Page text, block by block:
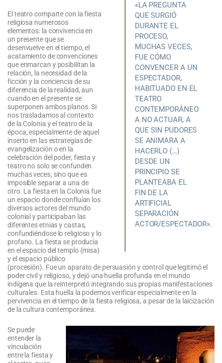
«LA PREGUNTA
QUE SURGIÓ
DURANTE EL
PROCESO,
MUCHAS VECES,
FUE CÓMO
CONVENCER A UN
ESPECTADOR,
HABITUADO EN EL
TEATRO
CONTEMPORÁNEO
A NO ACTUAR, A
QUE SIN PUDORES
SE ANIMARA A
HACERLO (…)
DESDE UN
PRINCIPIO SE
PLANTEABA EL
FIN DE LA
ARTIFICIAL
SEPARACIÓN
ACTOR/ESPECTADOR».
El teatro comparte con la fiesta
religiosa numerosos
elementos: la convivencia en
un presente que se
desenvuelve en el tiempo, el
acatamiento de convenciones
que enmarcan y posibilitan la
relación, la necesidad de la
ficción y la conciencia de su
diferencia de la realidad, aun
cuando en el presente se
superponen ambos planos. Si
nos trasladamos al contexto
de la Colonia y el teatro de la
época, especialmente de aquel
inserto en las estrategias de
evangelización o en la
celebración del poder, fiesta y
teatro no solo se confunden
muchas veces, sino que es
imposible separar a una de
otro. La fiesta en la Colonia fue
un espacio donde confluían los
diversos actores del mundo
colonial y participaban las
diferentes etnias y castas,
confundiéndose lo religioso y lo
profano. La fiesta se producía
en el espacio del templo (misa)
y el espacio público
(procesión). Fue un aparato de persuasión y control que legitimó el
poder civil y religioso, y dejó una huella profunda en el mundo
indígena que la reinterpretó integrando sus propias manifestaciones
culturales. Esta huella la podemos verificar especialmente en la
pervivencia en el tiempo de la fiesta religiosa, a pesar de la laicización
de la cultura contemporánea.
Se puede
entender la
vinculación
entre la fiesta y